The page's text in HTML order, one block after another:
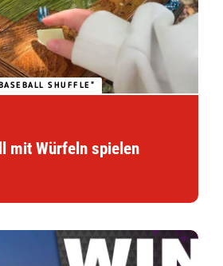
SHUFFLE"
mit Würfeln spielen